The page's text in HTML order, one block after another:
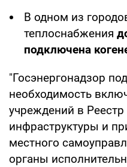
В одном из
теплоснабжения
подключена
"Госэнергонадзор
необходимость
учреждений в
инфраструктуры и
местного
органы